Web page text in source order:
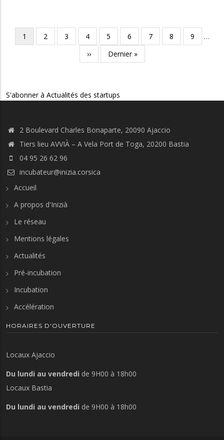
Pagination
Page
courante
1 Page
2 Page
3 Page
4 Page
5 Page
6 Page
7 Page
8 Page
9
…
Page
suivante
››
Dernière
page
Dernier »
S'abonner à Actualités des startups
2 Boulevard Charles Bonaparte, 20090 Ajaccio
Tiers lieu AVVIÀ – A Vela Port de Toga, 20200 Bastia
04 95 26 62 96
incubateur@inizia.corsica
Accueil
A propos d'Inizià
Le réseau
Mentions légales
Actualités
Pré-incubation
Incubation
Accélération
HORAIRES D'OUVERTURE
Locaux Ajaccio
Du lundi au vendredi de 9H00 à 18h00
Locaux Bastia
Du lundi au vendredi de 9H00 à 18h00